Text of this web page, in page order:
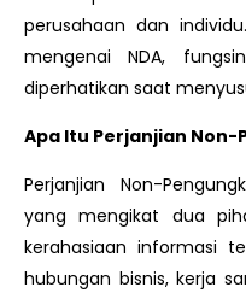
perusahaan dan
mengenai NDA,
diperhatikan saat
Apa Itu Perjanjian Non-
Perjanjian Non-
yang mengikat dua
kerahasiaan informasi
hubungan bisnis, kerja